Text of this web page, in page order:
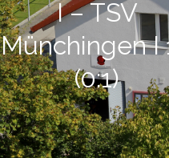
I – TSV
Münchingen I
(0:1)